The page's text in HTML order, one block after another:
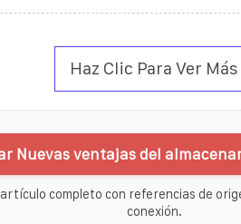
Haz Clic Para Ver Más
Nuevas ventajas del
artículo completo con referencias de
conexión.